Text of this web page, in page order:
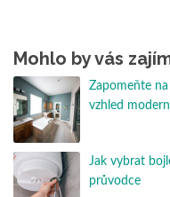
Mohlo by vás
Zapomeňte
vzhled
Jak vybrat
průvodce